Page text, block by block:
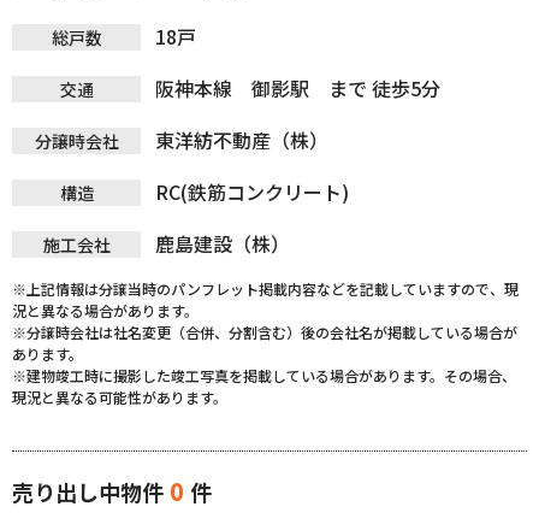
総戸数 18戸
交通 阪神本線 御影駅 まで 徒歩5分
分譲時会社 東洋紡不動産（株）
構造 RC(鉄筋コンクリート)
施工会社 鹿島建設（株）
※上記情報は分譲当時のパンフレット掲載内容などを記載していますので、現
況と異なる場合があります。
※分譲時会社は社名変更（合併、分割含む）後の会社名が掲載している場合が
あります。
※建物竣工時に撮影した竣工写真を掲載している場合があります。その場合、
現況と異なる可能性があります。
売り出し中物件 0 件